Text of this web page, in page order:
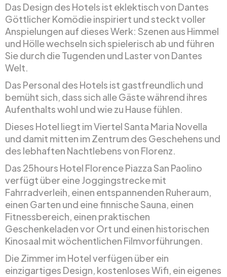
Das Design des Hotels ist eklektisch von Dantes
Göttlicher Komödie inspiriert und steckt voller
Anspielungen auf dieses Werk: Szenen aus Himmel
und Hölle wechseln sich spielerisch ab und führen
Sie durch die Tugenden und Laster von Dantes
Welt.
Das Personal des Hotels ist gastfreundlich und
bemüht sich, dass sich alle Gäste während ihres
Aufenthalts wohl und wie zu Hause fühlen.
Dieses Hotel liegt im Viertel Santa Maria Novella
und damit mitten im Zentrum des Geschehens und
des lebhaften Nachtlebens von Florenz.
Das 25hours Hotel Florence Piazza San Paolino
verfügt über eine Joggingstrecke mit
Fahrradverleih, einen entspannenden Ruheraum,
einen Garten und eine finnische Sauna, einen
Fitnessbereich, einen praktischen
Geschenkeladen vor Ort und einen historischen
Kinosaal mit wöchentlichen Filmvorführungen.
Die Zimmer im Hotel verfügen über ein
einzigartiges Design, kostenloses Wifi, ein eigenes